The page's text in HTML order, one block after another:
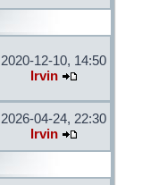
2020-12-10, 14:50
Irvin
2026-04-24, 22:30
Irvin